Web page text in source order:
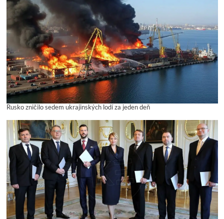
Rusko zničilo sedem ukrajinských lodí za jeden deň